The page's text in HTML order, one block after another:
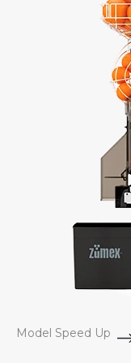
Model Speed Up